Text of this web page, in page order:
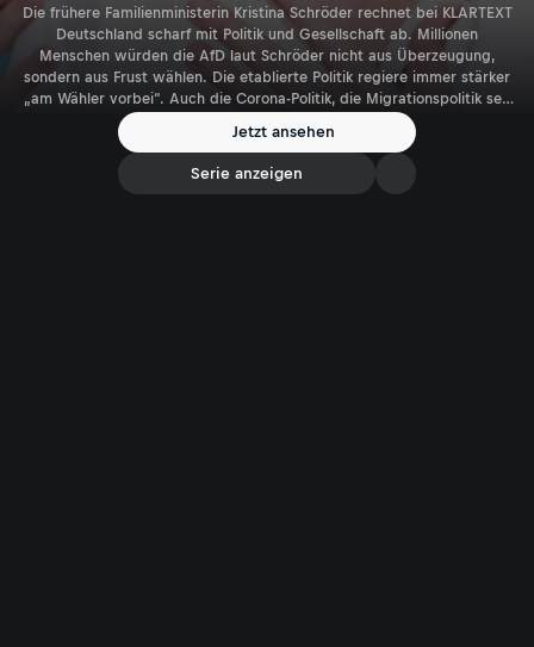
Die frühere Familienministerin Kristina Schröder rechnet bei KLARTEXT
Deutschland scharf mit Politik und Gesellschaft ab. Millionen
Menschen würden die AfD laut Schröder nicht aus Überzeugung,
sondern aus Frust wählen. Die etablierte Politik regiere immer stärker
„am Wähler vorbei“. Auch die Corona-Politik, die Migrationspolitik seit
2015 sowie die Energiewende kritisiert Schröder massiv.
Schulschließungen und Grundrechtseinschränkungen hätten sie
damals „unfassbar entsetzt“.
Jetzt ansehen
Serie anzeigen